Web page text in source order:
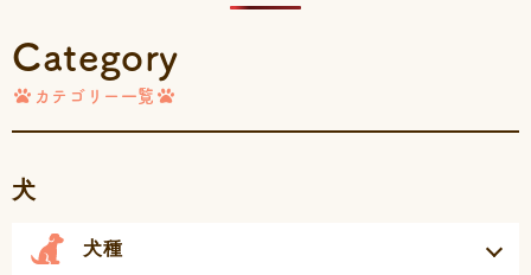
Category
カテゴリー一覧
犬
犬種